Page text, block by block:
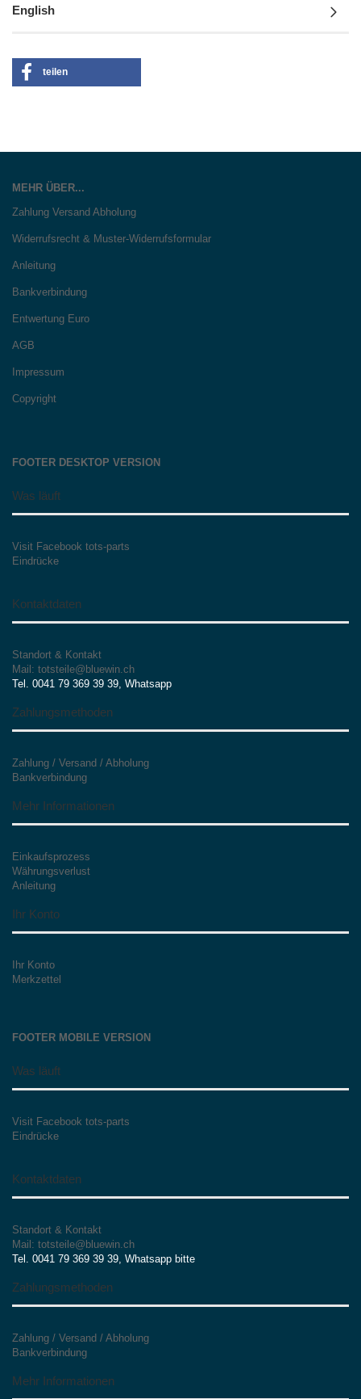
English
teilen
MEHR ÜBER...
Zahlung Versand Abholung
Widerrufsrecht & Muster-Widerrufsformular
Anleitung
Bankverbindung
Entwertung Euro
AGB
Impressum
Copyright
FOOTER DESKTOP VERSION
Was läuft
Visit Facebook tots-parts
Eindrücke
Kontaktdaten
Standort & Kontakt
Mail: totsteile@bluewin.ch
Tel. 0041 79 369 39 39, Whatsapp
Zahlungsmethoden
Zahlung / Versand / Abholung
Bankverbindung
Mehr Informationen
Einkaufsprozess
Währungsverlust
Anleitung
Ihr Konto
Ihr Konto
Merkzettel
FOOTER MOBILE VERSION
Was läuft
Visit Facebook tots-parts
Eindrücke
Kontaktdaten
Standort & Kontakt
Mail: totsteile@bluewin.ch
Tel. 0041 79 369 39 39, Whatsapp bitte
Zahlungsmethoden
Zahlung / Versand / Abholung
Bankverbindung
Mehr Informationen